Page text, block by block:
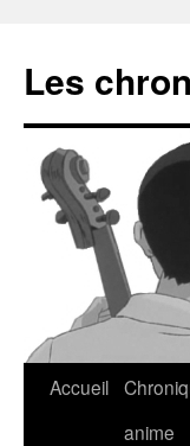
Les
Accueil
anime